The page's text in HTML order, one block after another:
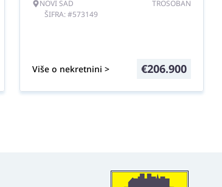
NOVI SAD
ŠIFRA: #573149
TROSOBAN
Više o nekretnini > €206.900